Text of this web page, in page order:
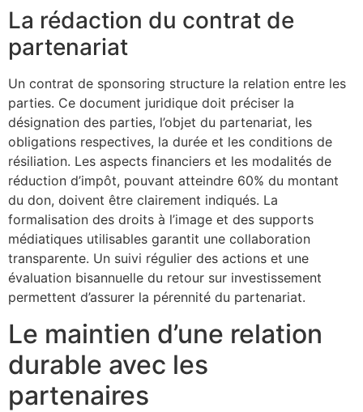
La rédaction du contrat de
partenariat
Un contrat de sponsoring structure la relation entre les
parties. Ce document juridique doit préciser la
désignation des parties, l’objet du partenariat, les
obligations respectives, la durée et les conditions de
résiliation. Les aspects financiers et les modalités de
réduction d’impôt, pouvant atteindre 60% du montant
du don, doivent être clairement indiqués. La
formalisation des droits à l’image et des supports
médiatiques utilisables garantit une collaboration
transparente. Un suivi régulier des actions et une
évaluation bisannuelle du retour sur investissement
permettent d’assurer la pérennité du partenariat.
Le maintien d’une relation
durable avec les
partenaires